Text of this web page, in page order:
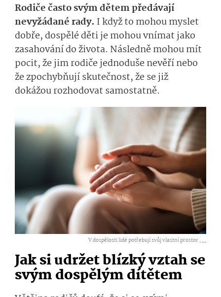
Rodiče často svým dětem předávají
nevyžádané rady. I když to mohou myslet
dobře, dospělé děti je mohou vnímat jako
zasahování do života. Následně mohou mít
pocit, že jim rodiče jednoduše nevěří nebo
že zpochybňují skutečnost, že se již
dokážou rozhodovat samostatně.
V dospělosti lidé potřebují svůj vlastní prostor ,...
Jak si udržet blízký vztah se
svým dospělým dítětem